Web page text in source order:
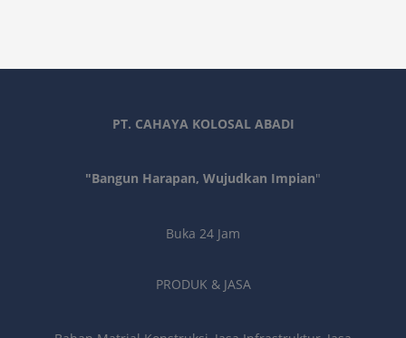
PT. CAHAYA KOLOSAL ABADI
"Bangun Harapan, Wujudkan Impian"
Buka 24 Jam
PRODUK & JASA